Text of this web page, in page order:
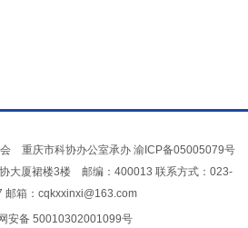
重庆市科协办公室承办 渝ICP备05005079号
大厦裙楼3楼 邮编：400013 联系方式：023-
邮箱：cqkxxinxi@163.com
安备 50010302001099号